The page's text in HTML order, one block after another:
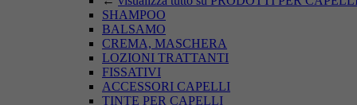
SHAMPOO
BALSAMO
CREMA, MASCHERA
LOZIONI TRATTANTI
FISSATIVI
ACCESSORI CAPELLI
TINTE PER CAPELLI